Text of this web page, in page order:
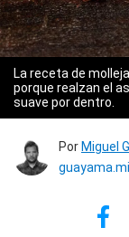
La receta de
porque realzan el
suave por dentro.
Por Miguel